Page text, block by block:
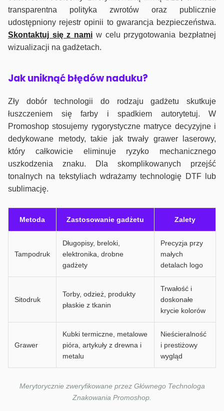
transparentna polityka zwrotów oraz publicznie
udostępniony rejestr opinii to gwarancja bezpieczeństwa.
Skontaktuj się z nami w celu przygotowania bezpłatnej
wizualizacji na gadżetach.
Jak uniknąć błędów naduku?
Zły dobór technologii do rodzaju gadżetu skutkuje
łuszczeniem się farby i spadkiem autorytetuj. W
Promoshop stosujemy rygorystyczne matryce decyzyjne i
dedykowane metody, takie jak trwały grawer laserowy,
który całkowicie eliminuje ryzyko mechanicznego
uszkodzenia znaku. Dla skomplikowanych przejść
tonalnych na tekstyliach wdrażamy technologię DTF lub
sublimację.
Metoda Zastosowanie gadżetu Zalety
Tampodruk
Długopisy, breloki,
elektronika, drobne
gadżety
Precyzja przy
małych
detalach logo
Sitodruk
Torby, odzież, produkty
płaskie z tkanin
Trwałość i
doskonałe
krycie kolorów
Grawer
Kubki termiczne, metalowe
pióra, artykuły z drewna i
metalu
Nieścieralność
i prestiżowy
wygląd
Merytorycznie zweryfikowane przez Głównego Technologa
Znakowania Promoshop.